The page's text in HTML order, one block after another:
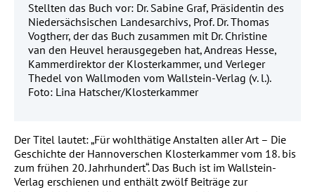
Stellten das Buch vor: Dr. Sabine Graf, Präsidentin des
Niedersächsischen Landesarchivs, Prof. Dr. Thomas
Vogtherr, der das Buch zusammen mit Dr. Christine
van den Heuvel herausgegeben hat, Andreas Hesse,
Kammerdirektor der Klosterkammer, und Verleger
Thedel von Wallmoden vom Wallstein-Verlag (v. l.).
Foto: Lina Hatscher/Klosterkammer
Der Titel lautet: „Für wohlthätige Anstalten aller Art – Die
Geschichte der Hannoverschen Klosterkammer vom 18. bis
zum frühen 20. Jahrhundert“. Das Buch ist im Wallstein-
Verlag erschienen und enthält zwölf Beiträge zur